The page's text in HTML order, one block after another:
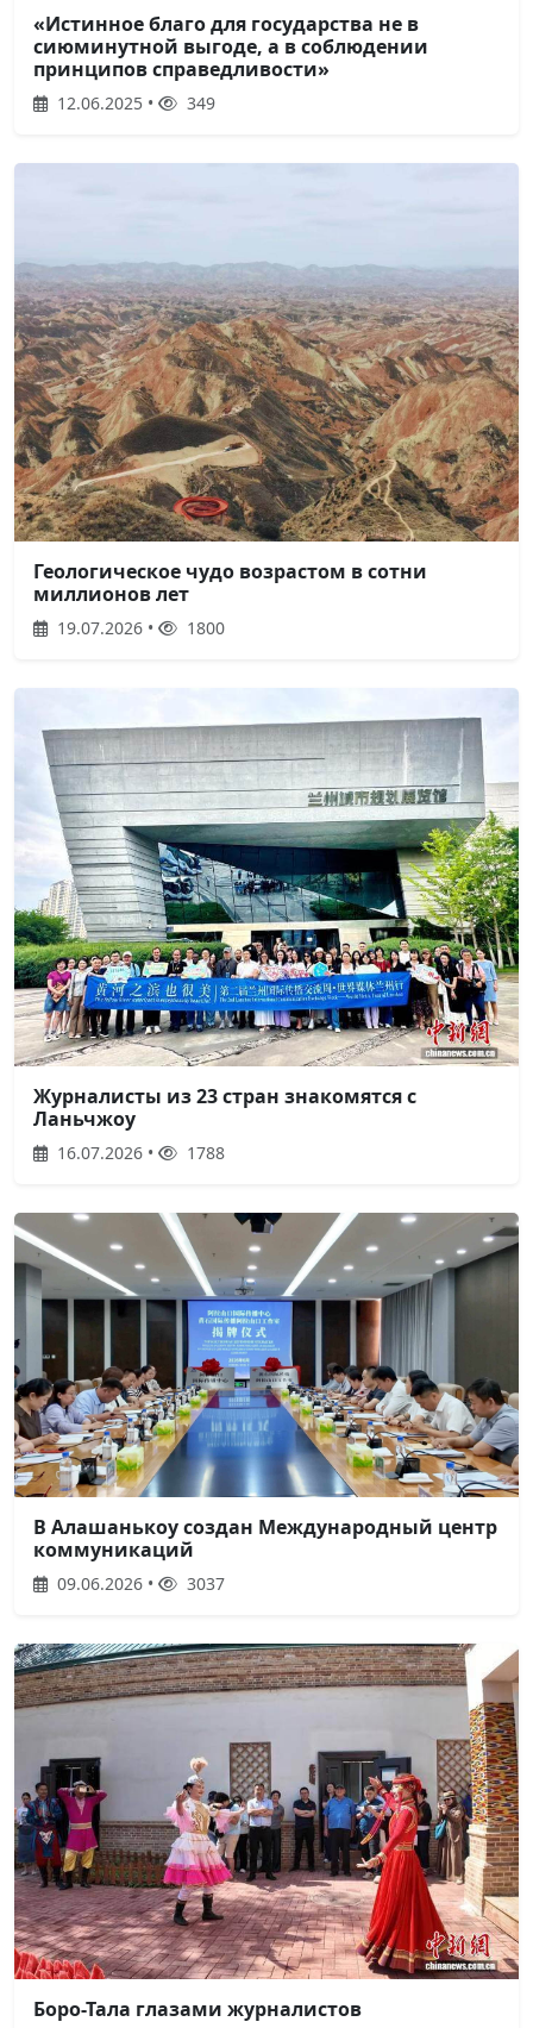
«Истинное благо для государства не в
сиюминутной выгоде, а в соблюдении
принципов справедливости»
12.06.2025 • 349
Геологическое чудо возрастом в сотни
миллионов лет
19.07.2026 • 1800
Журналисты из 23 стран знакомятся с
Ланьчжоу
16.07.2026 • 1788
В Алашанькоу создан Международный центр
коммуникаций
09.06.2026 • 3037
Боро-Тала глазами журналистов